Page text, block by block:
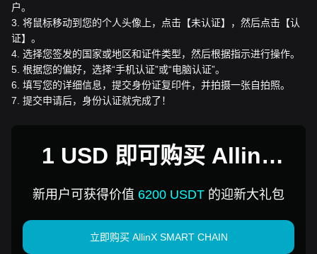
户。
3 将鼠标移动到您的个人头像上，点击【未认证】，然后点击【认
证】。
4 选择您签发的国家或地区和证件类型，然后根据指示进行操作。
5 根据您的偏好，选择“手机认证”或“电脑认证”。
6 填写您的详细信息，提交身份证复印件，并拍摄一张自拍照。
7 提交申请后，身份认证就完成了！
1 USD 即可购买 AllinX
SMART CHAIN
新用户可获得价值 6200 USDT 的迎新大礼包
立即购买 AllinX SMART CHAIN